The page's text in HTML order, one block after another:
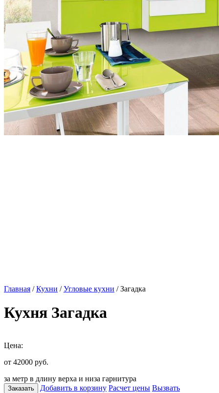
Главная /Кухни /Угловые кухни / Загадка
Кухня Загадка
Цена:
от 42000 руб.
за метр в длину верха и низа гарнитура
Заказать Добавить в корзину Расчет цены Вызвать